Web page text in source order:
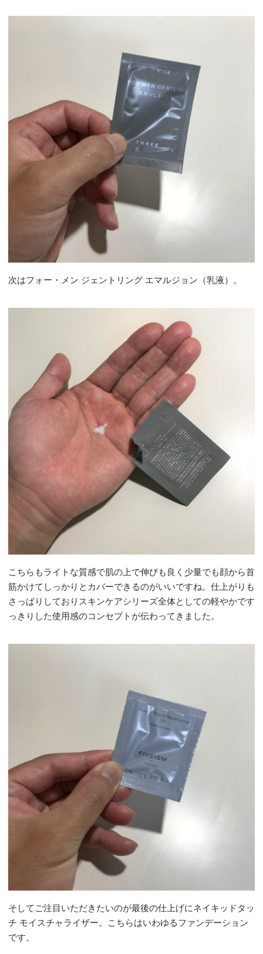
次はフォー・メン ジェントリング エマルジョン（乳液）。
こちらもライトな質感で肌の上で伸びも良く少量でも顔から首
筋かけてしっかりとカバーできるのがいいですね。仕上がりも
さっぱりしておりスキンケアシリーズ全体としての軽やかです
っきりした使用感のコンセプトが伝わってきました。
そしてご注目いただきたいのが最後の仕上げにネイキッドタッ
チ モイスチャライザー。こちらはいわゆるファンデーション
です。